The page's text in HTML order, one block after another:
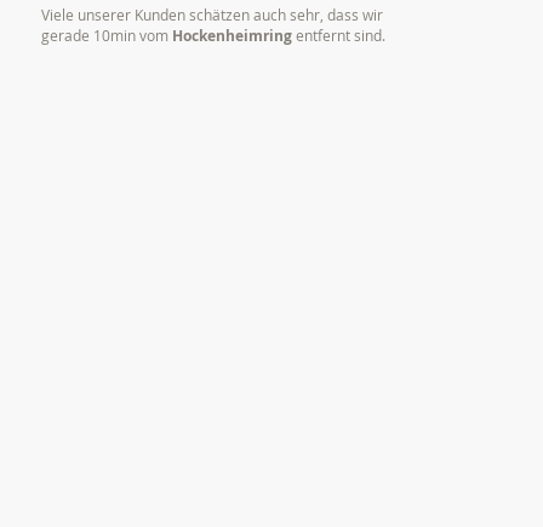
Viele unserer Kunden schätzen auch sehr, dass wir
gerade 10min vom Hockenheimringentfernt sind.